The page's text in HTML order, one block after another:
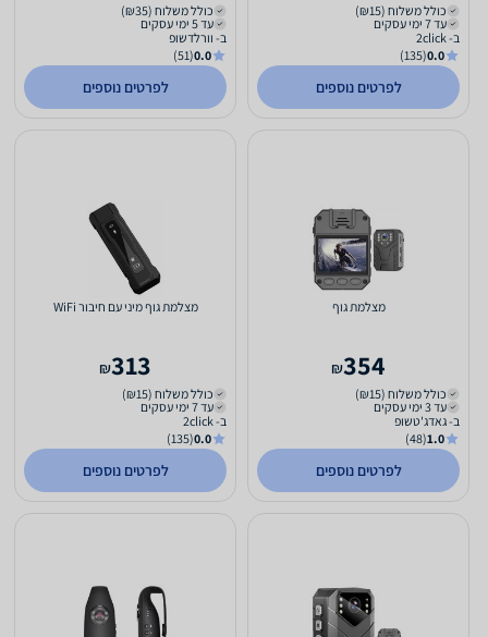
כולל משלוח (₪15)
עד 7 ימי עסקים
ב- 2click
0.0
(135)
לפרטים נוספים
כולל משלוח (₪35)
עד 5 ימי עסקים
ב- וורלדשופ
0.0
(51)
לפרטים נוספים
מצלמת גוף
354
₪
כולל משלוח (₪15)
עד 3 ימי עסקים
ב- גאדג'טשופ
1.0
(48)
לפרטים נוספים
מצלמת גוף מיני עם חיבור WiFi
313
₪
כולל משלוח (₪15)
עד 7 ימי עסקים
ב- 2click
0.0
(135)
לפרטים נוספים